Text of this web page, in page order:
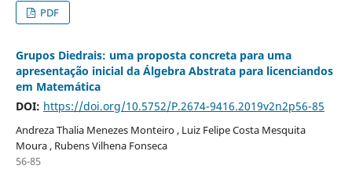
PDF
Grupos Diedrais: uma proposta concreta para uma
apresentação inicial da Álgebra Abstrata para licenciandos
em Matemática
DOI: https://doi.org/10.5752/P.2674-9416.2019v2n2p56-85
Andreza Thalia Menezes Monteiro , Luiz Felipe Costa Mesquita
Moura , Rubens Vilhena Fonseca
56-85